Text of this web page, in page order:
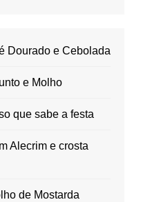
Dourado e Cebolada
e Molho
que sabe a festa
Alecrim e crosta
de Mostarda